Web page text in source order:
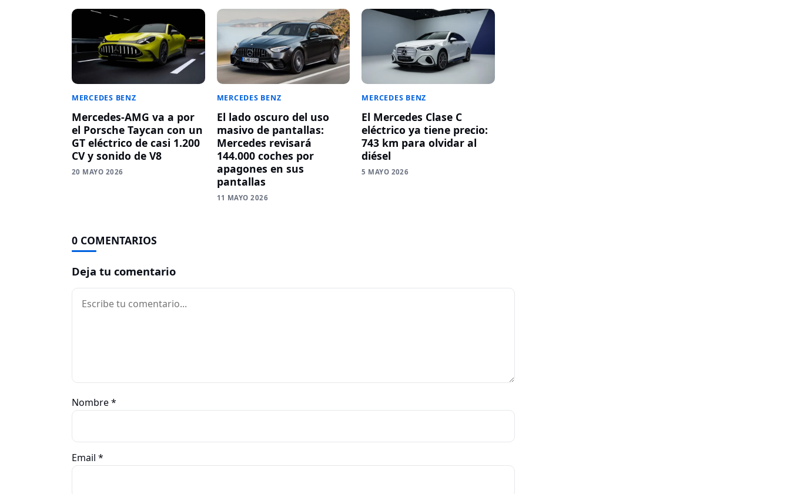
MERCEDES BENZ
Mercedes-AMG va a por
el Porsche Taycan con un
GT eléctrico de casi 1.200
CV y sonido de V8
20 MAYO 2026
MERCEDES BENZ
El lado oscuro del uso
masivo de pantallas:
Mercedes revisará
144.000 coches por
apagones en sus
pantallas
11 MAYO 2026
MERCEDES BENZ
El Mercedes Clase C
eléctrico ya tiene precio:
743 km para olvidar al
diésel
5 MAYO 2026
0 COMENTARIOS
Deja tu comentario
Comentario
Nombre*
Email *